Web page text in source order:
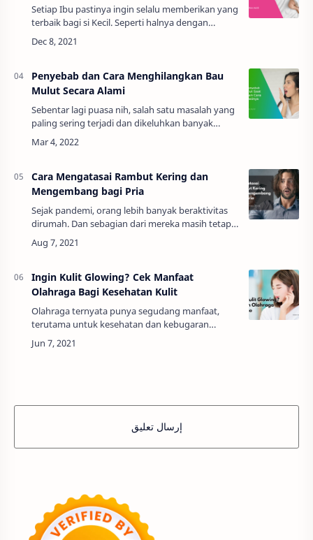
Setiap Ibu pastinya ingin selalu memberikan yang
terbaik bagi si Kecil. Seperti halnya dengan
memberikan popok bayi terbaik bagi si Kecil.
Popok yang memberikan kenyamanan dan tida…
Penyebab dan Cara Menghilangkan Bau
Mulut Secara Alami
Sebentar lagi puasa nih, salah satu masalah yang
paling sering terjadi dan dikeluhkan banyak
orang berpuasa adalah masalah bau mulut.
Tahukah kamu kenapa bau mulut bisa terjadi?
Cara Mengatasai Rambut Kering dan
Mengembang bagi Pria
Sejak pandemi, orang lebih banyak beraktivitas
dirumah. Dan sebagian dari mereka masih tetap
bekerja meski dari rumah. Fenomena pria
berambut panjang pun menjadi tren di masa
Ingin Kulit Glowing? Cek Manfaat
Olahraga Bagi Kesehatan Kulit
Olahraga ternyata punya segudang manfaat,
terutama untuk kesehatan dan kebugaran
tubuh. Tapi pernahkah kalian mendengar bahwa
berolahraga juga bermanfaat untuk kesehatan
إرسال تعليق